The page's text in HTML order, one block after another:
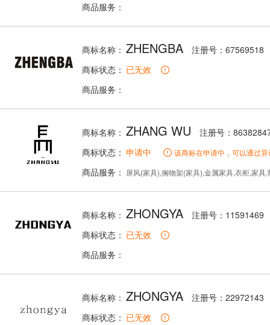
商品服务：
商标名称： ZHENGBA
注册号：67569518
商标状态： 已无效
商品服务：
商标名称： ZHANG WU
注册号：
商标状态： 申请中 该商标在申请中，可以通过
商品服务： 屏风(家具),搁物架(家具),金属家具,衣柜,家具,制图桌,办公家具,椅子(座椅),
商标名称： ZHONGYA
注册号：11591469
商标状态： 已无效
商品服务：
商标名称： ZHONGYA
注册号：22972143
商标状态： 已无效